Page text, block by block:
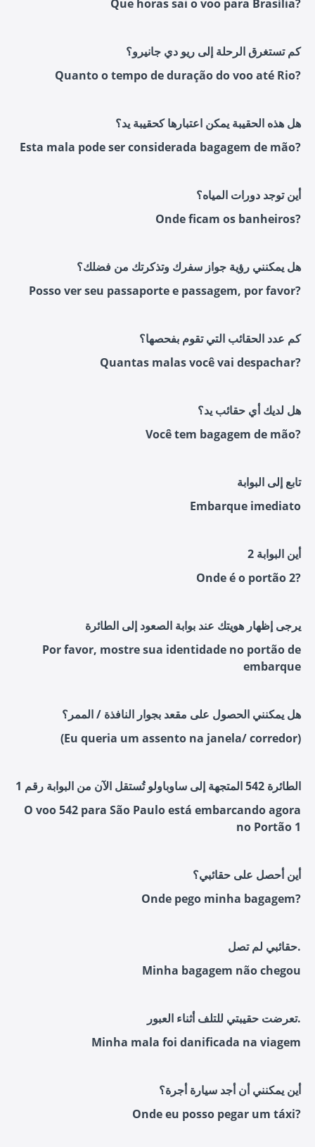
Que horas sai o voo para Brasília?
كم تستغرق الرحلة إلى ريو دي جانيرو؟
Quanto o tempo de duração do voo até Rio?
هل هذه الحقيبة يمكن اعتبارها كحقيبة يد؟
Esta mala pode ser considerada bagagem de mão?
أين توجد دورات المياه؟
Onde ficam os banheiros?
هل يمكنني رؤية جواز سفرك وتذكرتك من فضلك؟
Posso ver seu passaporte e passagem, por favor?
كم عدد الحقائب التي تقوم بفحصها؟
Quantas malas você vai despachar?
هل لديك أي حقائب يد؟
Você tem bagagem de mão?
تابع إلى البوابة
Embarque imediato
أين البوابة 2
Onde é o portão 2?
يرجى إظهار هويتك عند بوابة الصعود إلى الطائرة
Por favor, mostre sua identidade no portão de
embarque
هل يمكنني الحصول على مقعد بجوار النافذة / الممر؟
(Eu queria um assento na janela/ corredor)
الطائرة 542 المتجهة إلى ساوباولو تُستقل الآن من البوابة رقم 1
O voo 542 para São Paulo está embarcando agora
no Portão 1
أين أحصل على حقائبي؟
Onde pego minha bagagem?
حقائبي لم تصل.
Minha bagagem não chegou
تعرضت حقيبتي للتلف أثناء العبور.
Minha mala foi danificada na viagem
أين يمكنني أن أجد سيارة أجرة؟
Onde eu posso pegar um táxi?